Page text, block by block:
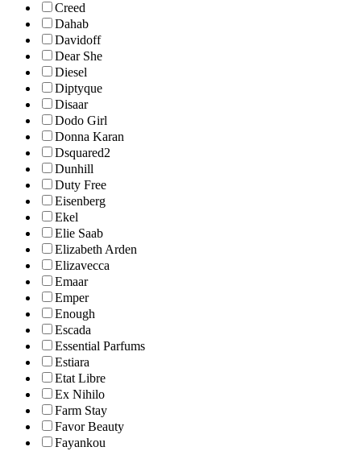
Creed
Dahab
Davidoff
Dear She
Diesel
Diptyque
Disaar
Dodo Girl
Donna Karan
Dsquared2
Dunhill
Duty Free
Eisenberg
Ekel
Elie Saab
Elizabeth Arden
Elizavecca
Emaar
Emper
Enough
Escada
Essential Parfums
Estiara
Etat Libre
Ex Nihilo
Farm Stay
Favor Beauty
Fayankou